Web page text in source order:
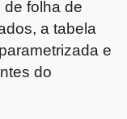
folha de
a tabela
e
do